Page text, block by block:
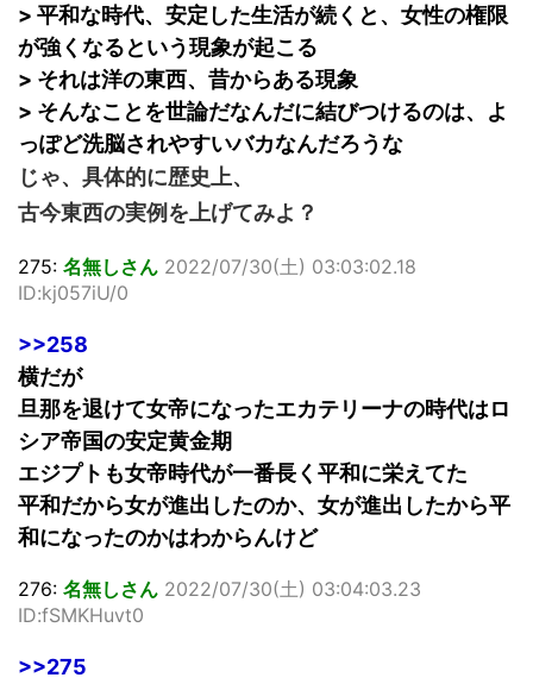
> 平和な時代、安定した生活が続くと、女性の権限
が強くなるという現象が起こる
> それは洋の東西、昔からある現象
> そんなことを世論だなんだに結びつけるのは、よ
っぽど洗脳されやすいバカなんだろうな
じゃ、具体的に歴史上、
古今東西の実例を上げてみよ？
275: 名無しさん 2022/07/30(土) 03:03:02.18
ID:kj057iU/0
>>258
横だが
旦那を退けて女帝になったエカテリーナの時代はロ
シア帝国の安定黄金期
エジプトも女帝時代が一番長く平和に栄えてた
平和だから女が進出したのか、女が進出したから平
和になったのかはわからんけど
276: 名無しさん 2022/07/30(土) 03:04:03.23
ID:fSMKHuvt0
>>275